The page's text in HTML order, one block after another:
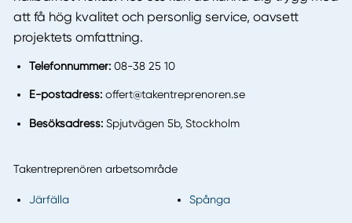
att få hög kvalitet och personlig service, oavsett
projektets omfattning.
Telefonnummer: 08-38 25 10
E-postadress: offert@takentreprenoren.se
Besöksadress: Spjutvägen 5b, Stockholm
Takentreprenören arbetsområde
Järfälla Spånga